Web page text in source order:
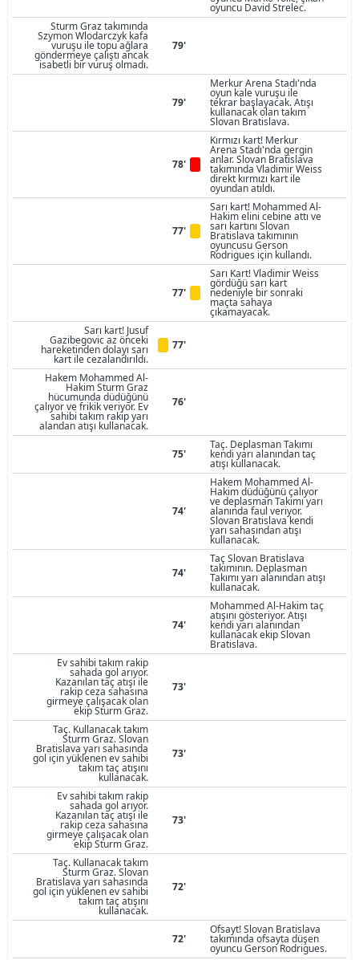
oyuncu David Strelec.
Sturm Graz takımında
Szymon Wlodarczyk kafa
vuruşu ile topu ağlara
göndermeye çalıştı ancak
isabetli bir vuruş olmadı.
79'
79'
Merkur Arena Stadı'nda
oyun kale vuruşu ile
tekrar başlayacak. Atışı
kullanacak olan takım
Slovan Bratislava.
78'
Kırmızı kart! Merkur
Arena Stadı'nda gergin
anlar. Slovan Bratislava
takımında Vladimir Weiss
direkt kırmızı kart ile
oyundan atıldı.
77'
Sarı kart! Mohammed Al-
Hakim elini cebine attı ve
sarı kartını Slovan
Bratislava takımının
oyuncusu Gerson
Rodrigues için kullandı.
77'
Sarı Kart! Vladimir Weiss
gördüğü sarı kart
nedeniyle bir sonraki
maçta sahaya
çıkamayacak.
Sarı kart! Jusuf
Gazibegovic az önceki
hareketinden dolayı sarı
kart ile cezalandırıldı.
77'
Hakem Mohammed Al-
Hakim Sturm Graz
hücumunda düdüğünü
çalıyor ve frikik veriyor. Ev
sahibi takım rakip yarı
alandan atışı kullanacak.
76'
75'
Taç. Deplasman Takımı
kendi yarı alanından taç
atışı kullanacak.
74'
Hakem Mohammed Al-
Hakim düdüğünü çalıyor
ve deplasman Takımı yarı
alanında faul veriyor.
Slovan Bratislava kendi
yarı sahasından atışı
kullanacak.
74'
Taç Slovan Bratislava
takımının. Deplasman
Takımı yarı alanından atışı
kullanacak.
74'
Mohammed Al-Hakim taç
atışını gösteriyor. Atışı
kendi yarı alanından
kullanacak ekip Slovan
Bratislava.
Ev sahibi takım rakip
sahada gol arıyor.
Kazanılan taç atışı ile
rakip ceza sahasına
girmeye çalışacak olan
ekip Sturm Graz.
73'
Taç. Kullanacak takım
Sturm Graz. Slovan
Bratislava yarı sahasında
gol için yüklenen ev sahibi
takım taç atışını
kullanacak.
73'
Ev sahibi takım rakip
sahada gol arıyor.
Kazanılan taç atışı ile
rakip ceza sahasına
girmeye çalışacak olan
ekip Sturm Graz.
73'
Taç. Kullanacak takım
Sturm Graz. Slovan
Bratislava yarı sahasında
gol için yüklenen ev sahibi
takım taç atışını
kullanacak.
72'
72'
Ofsayt! Slovan Bratislava
takımında ofsayta düşen
oyuncu Gerson Rodrigues.